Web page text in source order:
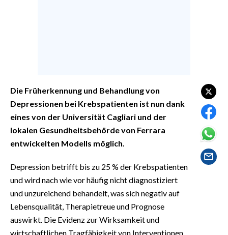
INFO AZIENDE
ABBONATI
ANNUNCI
NECROLOGI
PUBBLICITÀ
Die Früherkennung und Behandlung von
Depressionen bei Krebspatienten ist nun dank
eines von der Universität Cagliari und der
lokalen Gesundheitsbehörde von Ferrara
entwickelten Modells möglich.
Depression betrifft bis zu 25 % der Krebspatienten
und wird nach wie vor häufig nicht diagnostiziert
und unzureichend behandelt, was sich negativ auf
Lebensqualität, Therapietreue und Prognose
auswirkt. Die Evidenz zur Wirksamkeit und
wirtschaftlichen Tragfähigkeit von Interventionen,